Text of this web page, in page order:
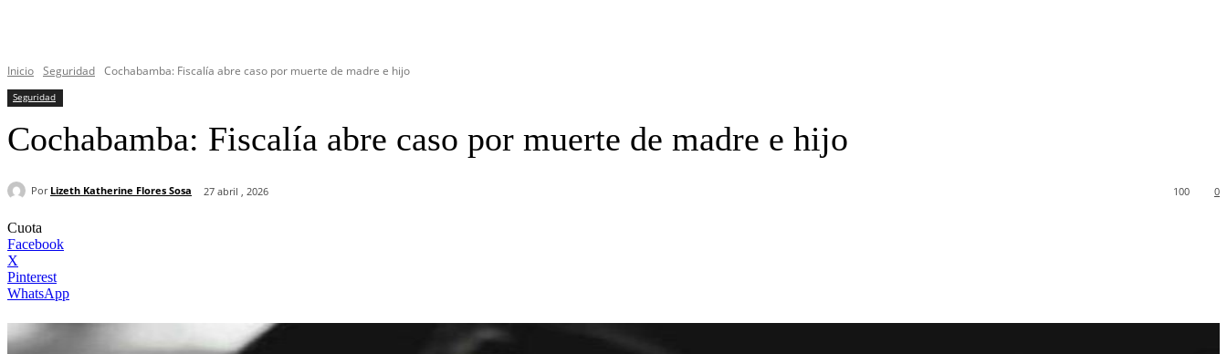
Inicio Seguridad Cochabamba: Fiscalía abre caso por muerte de madre e hijo
Seguridad
Cochabamba: Fiscalía abre caso por muerte de madre e hijo
Por Lizeth Katherine Flores Sosa 27 abril , 2026 0
100
Cuota
Facebook
X
Pinterest
WhatsApp